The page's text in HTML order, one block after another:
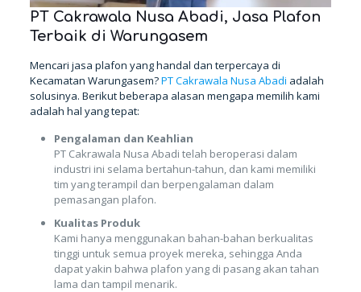
PT Cakrawala Nusa Abadi, Jasa Plafon
Terbaik di Warungasem
Mencari jasa plafon yang handal dan terpercaya di
Kecamatan Warungasem?PT Cakrawala Nusa Abadi adalah
solusinya. Berikut beberapa alasan mengapa memilih kami
adalah hal yang tepat:
Pengalaman dan Keahlian
PT Cakrawala Nusa Abadi telah beroperasi dalam
industri ini selama bertahun-tahun, dan kami memiliki
tim yang terampil dan berpengalaman dalam
pemasangan plafon.
Kualitas Produk
Kami hanya menggunakan bahan-bahan berkualitas
tinggi untuk semua proyek mereka, sehingga Anda
dapat yakin bahwa plafon yang di pasang akan tahan
lama dan tampil menarik.